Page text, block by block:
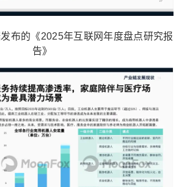
布的《2025年互联网年度盘点研究报
告》